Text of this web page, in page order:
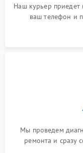
Наш курьер приедет
ваш телефон и
Мы проведем
ремонта и сразу